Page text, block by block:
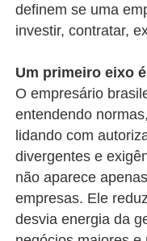
definem se uma
investir, contratar,
Um primeiro eixo
O empresário
entendendo
lidando com
divergentes e
não aparece
empresas. Ele
desvia energia da